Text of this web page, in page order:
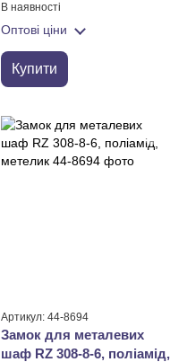
В наявності
Оптові ціни
Купити
Артикул: 44-8694
Замок для металевих
шаф RZ 308-8-6, поліамід,